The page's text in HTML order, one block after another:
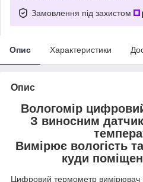
Замовлення під захистом
Опис Характеристики
Опис
Вологомір
З виносним
Вимірює вологість
куди
Цифровий термометр вимірювач